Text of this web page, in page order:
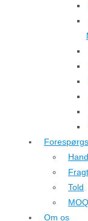
Fragt
Told
Om os